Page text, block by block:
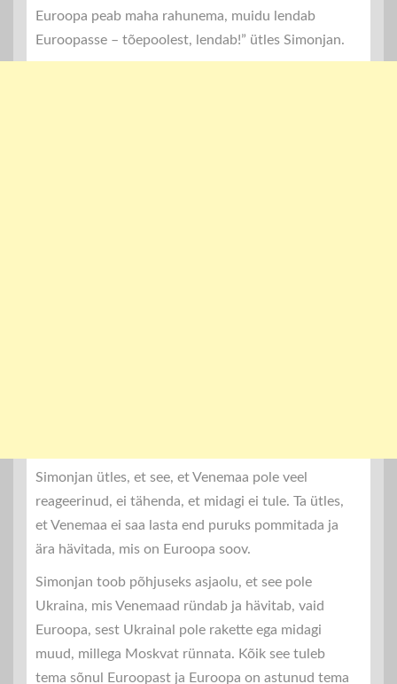
Euroopa peab maha rahunema, muidu lendab
Euroopasse – tõepoolest, lendab!” ütles Simonjan.
Simonjan ütles, et see, et Venemaa pole veel
reageerinud, ei tähenda, et midagi ei tule. Ta ütles,
et Venemaa ei saa lasta end puruks pommitada ja
ära hävitada, mis on Euroopa soov.
Simonjan toob põhjuseks asjaolu, et see pole
Ukraina, mis Venemaad ründab ja hävitab, vaid
Euroopa, sest Ukrainal pole rakette ega midagi
muud, millega Moskvat rünnata. Kõik see tuleb
tema sõnul Euroopast ja Euroopa on astunud tema